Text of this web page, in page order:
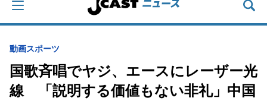
動画スポーツ
国歌斉唱でヤジ、エースにレーザー光
線 「説明する価値もない非礼」中国